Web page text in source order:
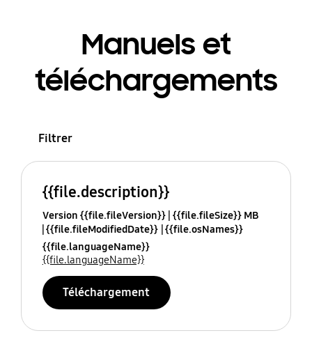
Manuels et
téléchargements
Filtrer
{{file.description}}
Version {{file.fileVersion}} {{file.fileSize}} MB
{{file.fileModifiedDate}} {{file.osNames}}
{{file.languageName}}
{{file.languageName}}
Téléchargement